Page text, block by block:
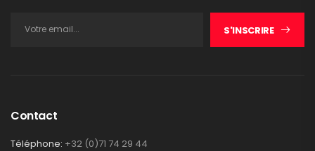
S'INSCRIRE
Contact
Téléphone: +32 (0)71 74 29 44